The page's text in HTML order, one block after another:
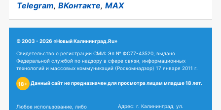
Telegram, ВКонтакте, MAX
© 2003 - 2026 «Новый Калининград.Ru»
Свидетельство о регистрации СМИ: Эл № ФС77-43520, выдано
Федеральной службой по надзору в сфере связи, информационных
технологий и массовых коммуникаций (Роскомнадзор) 17 января 2011 г.
18+ Данный сайт не предназначен для просмотра лицам младше 18 лет.
Любое использование, либо
Адрес: г. Калининград, ул.